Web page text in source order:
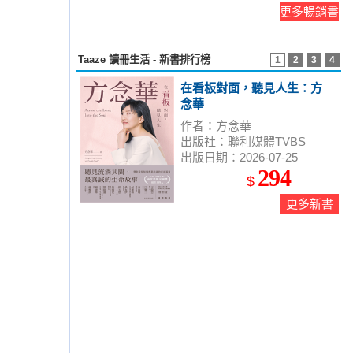
更多暢銷書
1 2 3 4
Taaze 讀冊生活 - 新書排行榜
在看板對面，聽見人生：方
念華
作者：方念華
出版社：聯利媒體TVBS
出版日期：2026-07-25
$ 294
更多新書